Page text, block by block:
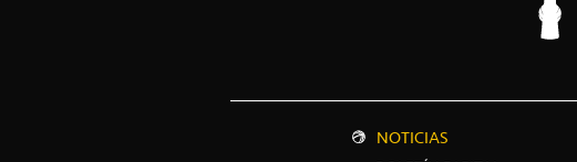
NOTICIAS